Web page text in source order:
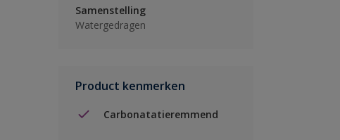
Samenstelling
Watergedragen
Product kenmerken
Carbonatatieremmend